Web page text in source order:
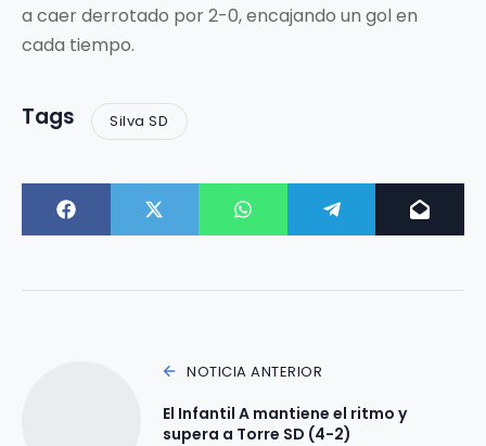
a caer derrotado por 2-0, encajando un gol en
cada tiempo.
Tags Silva SD
NOTICIA ANTERIOR
El Infantil A mantiene el ritmo y
supera a Torre SD (4-2)